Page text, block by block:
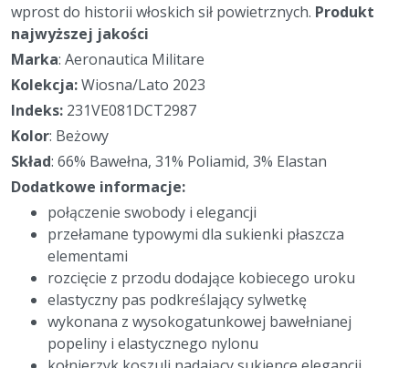
wprost do historii włoskich sił powietrznych. Produkt
najwyższej jakości
Marka: Aeronautica Militare
Kolekcja:Wiosna/Lato 2023
Indeks: 231VE081DCT2987
Kolor: Beżowy
Skład: 66% Bawełna, 31% Poliamid, 3% Elastan
Dodatkowe informacje:
połączenie swobody i elegancji
przełamane typowymi dla sukienki płaszcza
elementami
rozcięcie z przodu dodające kobiecego uroku
elastyczny pas podkreślający sylwetkę
wykonana z wysokogatunkowej bawełnianej
popeliny i elastycznego nylonu